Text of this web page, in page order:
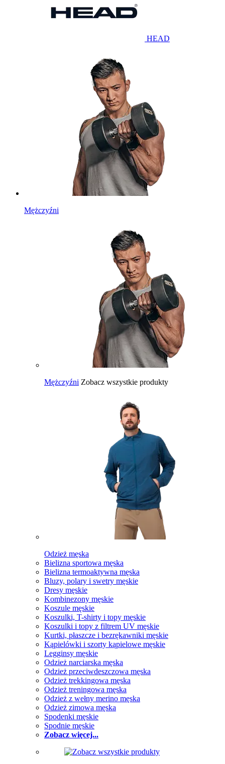
HEAD
Mężczyźni
Mężczyźni Zobacz wszystkie produkty
Odzież męska
Bielizna sportowa męska
Bielizna termoaktywna męska
Bluzy, polary i swetry męskie
Dresy męskie
Kombinezony męskie
Koszule męskie
Koszulki, T-shirty i topy męskie
Koszulki i topy z filtrem UV męskie
Kurtki, płaszcze i bezrękawniki męskie
Kąpielówki i szorty kąpielowe męskie
Legginsy męskie
Odzież narciarska męska
Odzież przeciwdeszczowa męska
Odzież trekkingowa męska
Odzież treningowa męska
Odzież z wełny merino męska
Odzież zimowa męska
Spodenki męskie
Spodnie męskie
Zobacz więcej...